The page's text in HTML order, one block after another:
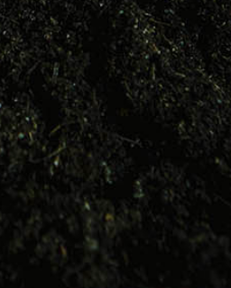
grădinărit bio, rețete pentru toate
în gospodărie, cuvinte pentru